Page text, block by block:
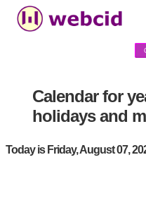
Calendar for
holidays and
Today is Friday, August 07,